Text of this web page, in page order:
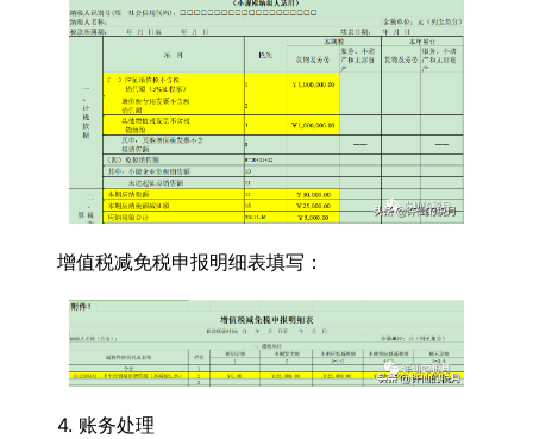
增值税减免税申报明细表填写：
4. 账务处理